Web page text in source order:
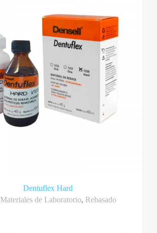
Dentuflex Hard
Materiales de Laboratorio, Rebasado